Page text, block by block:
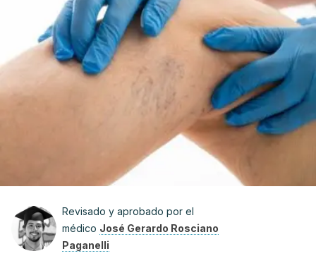
Revisado y aprobado por el
médico José Gerardo Rosciano
Paganelli